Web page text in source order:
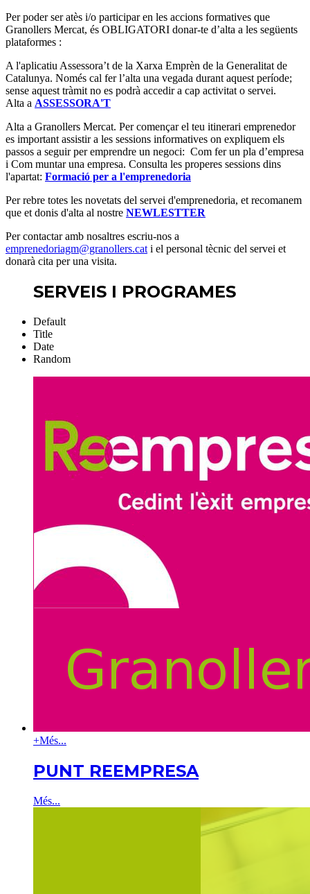
Per poder ser atès i/o participar en les accions formatives que
Granollers Mercat, és OBLIGATORI donar-te d’alta a les següents
plataformes :
A l'aplicatiu Assessora’t de la Xarxa Emprèn de la Generalitat de
Catalunya. Només cal fer l’alta una vegada durant aquest període;
sense aquest tràmit no es podrà accedir a cap activitat o servei.
Alta a ASSESSORA'T
Alta a Granollers Mercat. Per començar el teu itinerari emprenedor
es important assistir a les sessions informatives on expliquem els
passos a seguir per emprendre un negoci: Com fer un pla d’empresa
i Com muntar una empresa. Consulta les properes sessions dins
l'apartat: Formació per a l'emprenedoria
Per rebre totes les novetats del servei d'emprenedoria, et recomanem
que et donis d'alta al nostre NEWLESTTER
Per contactar amb nosaltres escriu-nos a
emprenedoriagm@granollers.cat i el personal tècnic del servei et
donarà cita per una visita.
SERVEIS I PROGRAMES
Default
Title
Date
Random
+Més...
PUNT REEMPRESA
Més...